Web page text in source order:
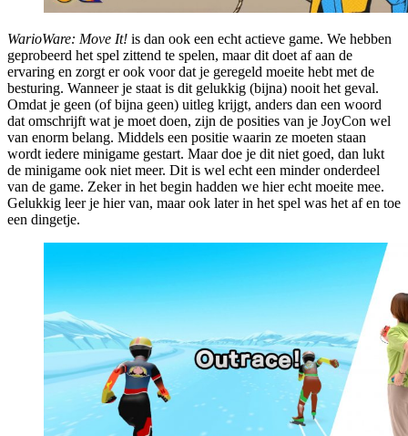
WarioWare: Move It! is dan ook een echt actieve game. We hebben
geprobeerd het spel zittend te spelen, maar dit doet af aan de
ervaring en zorgt er ook voor dat je geregeld moeite hebt met de
besturing. Wanneer je staat is dit gelukkig (bijna) nooit het geval.
Omdat je geen (of bijna geen) uitleg krijgt, anders dan een woord
dat omschrijft wat je moet doen, zijn de posities van je JoyCon wel
van enorm belang. Middels een positie waarin ze moeten staan
wordt iedere minigame gestart. Maar doe je dit niet goed, dan lukt
de minigame ook niet meer. Dit is wel echt een minder onderdeel
van de game. Zeker in het begin hadden we hier echt moeite mee.
Gelukkig leer je hier van, maar ook later in het spel was het af en toe
een dingetje.